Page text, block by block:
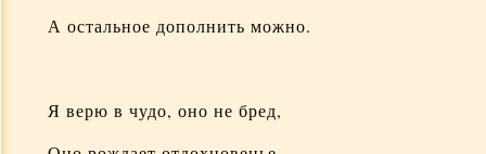
А остальное дополнить можно.
Я верю в чудо, оно не бред,